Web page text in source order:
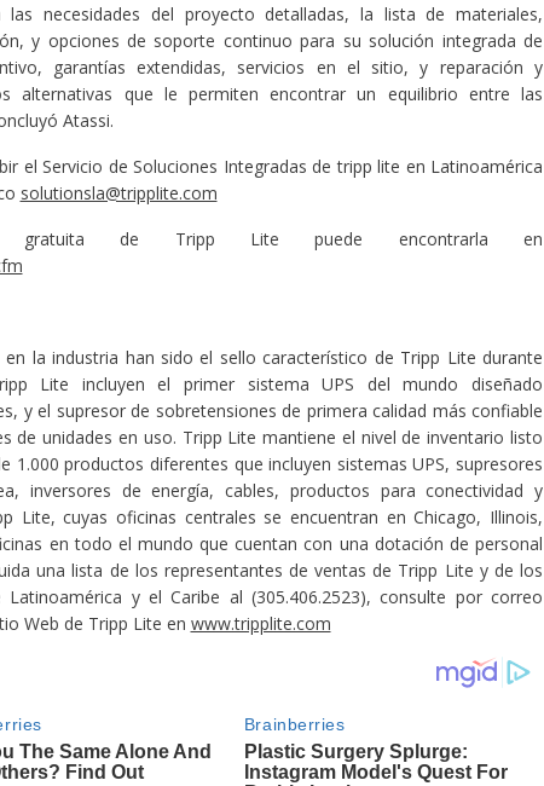
necesidades del proyecto detalladas, la lista de materiales,
y opciones de soporte continuo para su solución integrada de
garantías extendidas, servicios en el sitio, y reparación y
alternativas que le permiten encontrar un equilibrio entre las
Atassi.
el Servicio de Soluciones Integradas de tripp lite en Latinoamérica
solutionsla@tripplite.com
de Tripp Lite puede encontrarla en
la industria han sido el sello característico de Tripp Lite durante
Lite incluyen el primer sistema UPS del mundo diseñado
y el supresor de sobretensiones de primera calidad más confiable
de unidades en uso. Tripp Lite mantiene el nivel de inventario listo
productos diferentes que incluyen sistemas UPS, supresores
inversores de energía, cables, productos para conectividad y
Lite, cuyas oficinas centrales se encuentran en Chicago, Illinois,
en todo el mundo que cuentan con una dotación de personal
una lista de los representantes de ventas de Tripp Lite y de los
y el Caribe al (305.406.2523), consulte por correo
Web de Tripp Lite en www.tripplite.com